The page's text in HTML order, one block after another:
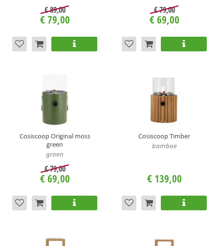
€89,00
€79,00
€79,00
€69,00
Cosiscoop Original moss
green
groen
€79,00
€69,00
Cosiscoop Timber
bamboe
€ 139,00